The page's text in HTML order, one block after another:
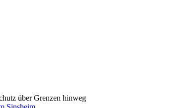
über Grenzen hinweg